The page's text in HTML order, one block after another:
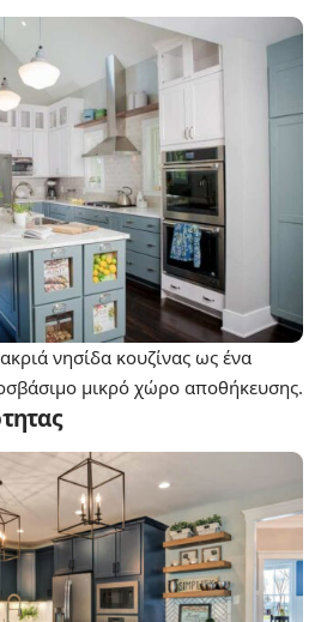
νησίδα κουζίνας ως ένα
μικρό χώρο αποθήκευσης.